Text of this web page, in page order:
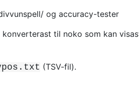
og accuracy-tester
til noko som kan
(TSV-fil).